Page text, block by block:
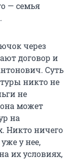
— семья
через
договор и
Суть
никто не
не
может
на
Никто ничего
у нее,
их условиях,